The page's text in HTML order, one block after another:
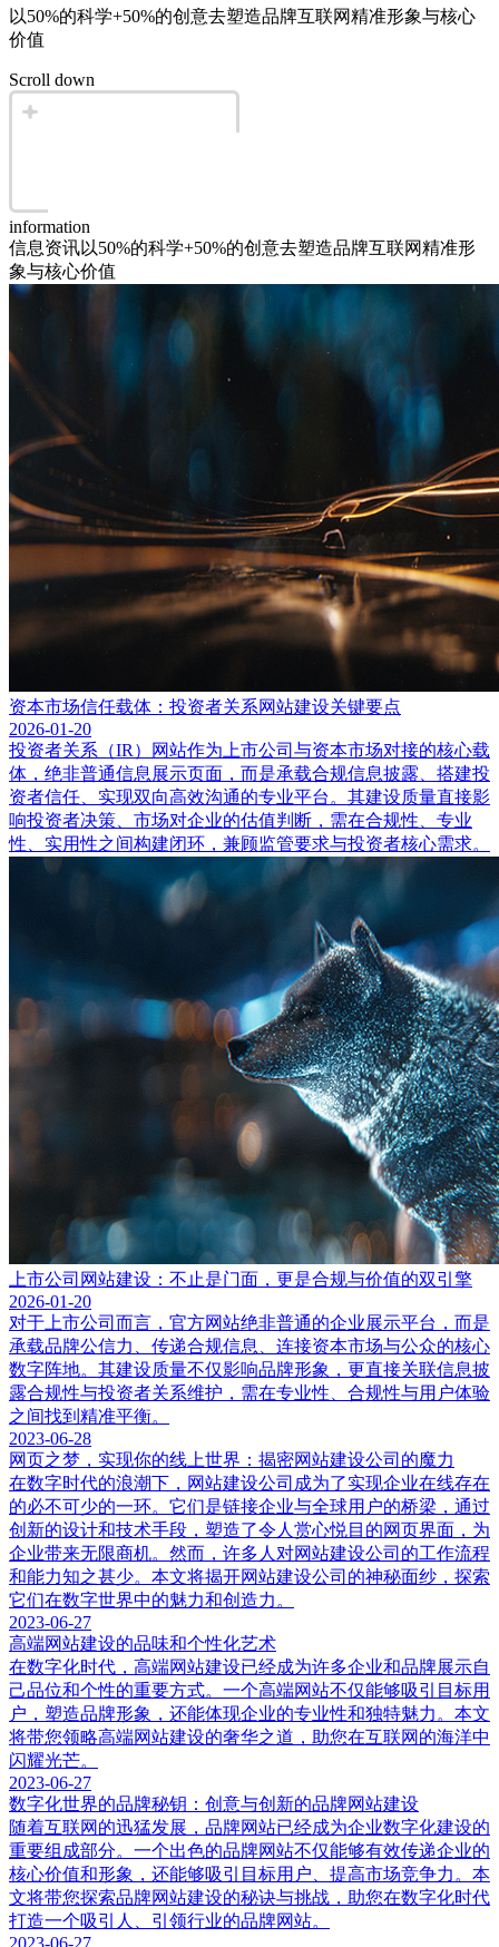
以50%的科学+50%的创意去塑造品牌互联网精准形象与核心
价值
Scroll down
information
信息资讯以50%的科学+50%的创意去塑造品牌互联网精准形
象与核心价值
资本市场信任载体：投资者关系网站建设关键要点
2026-01-20
投资者关系（IR）网站作为上市公司与资本市场对接的核心载
体，绝非普通信息展示页面，而是承载合规信息披露、搭建投
资者信任、实现双向高效沟通的专业平台。其建设质量直接影
响投资者决策、市场对企业的估值判断，需在合规性、专业
性、实用性之间构建闭环，兼顾监管要求与投资者核心需求。
上市公司网站建设：不止是门面，更是合规与价值的双引擎
2026-01-20
对于上市公司而言，官方网站绝非普通的企业展示平台，而是
承载品牌公信力、传递合规信息、连接资本市场与公众的核心
数字阵地。其建设质量不仅影响品牌形象，更直接关联信息披
露合规性与投资者关系维护，需在专业性、合规性与用户体验
之间找到精准平衡。
2023-06-28
网页之梦，实现你的线上世界：揭密网站建设公司的魔力
在数字时代的浪潮下，网站建设公司成为了实现企业在线存在
的必不可少的一环。它们是链接企业与全球用户的桥梁，通过
创新的设计和技术手段，塑造了令人赏心悦目的网页界面，为
企业带来无限商机。然而，许多人对网站建设公司的工作流程
和能力知之甚少。本文将揭开网站建设公司的神秘面纱，探索
它们在数字世界中的魅力和创造力。
2023-06-27
高端网站建设的品味和个性化艺术
在数字化时代，高端网站建设已经成为许多企业和品牌展示自
己品位和个性的重要方式。一个高端网站不仅能够吸引目标用
户，塑造品牌形象，还能体现企业的专业性和独特魅力。本文
将带您领略高端网站建设的奢华之道，助您在互联网的海洋中
闪耀光芒。
2023-06-27
数字化世界的品牌秘钥：创意与创新的品牌网站建设
随着互联网的迅猛发展，品牌网站已经成为企业数字化建设的
重要组成部分。一个出色的品牌网站不仅能够有效传递企业的
核心价值和形象，还能够吸引目标用户、提高市场竞争力。本
文将带您探索品牌网站建设的秘诀与挑战，助您在数字化时代
打造一个吸引人、引领行业的品牌网站。
2023-06-27